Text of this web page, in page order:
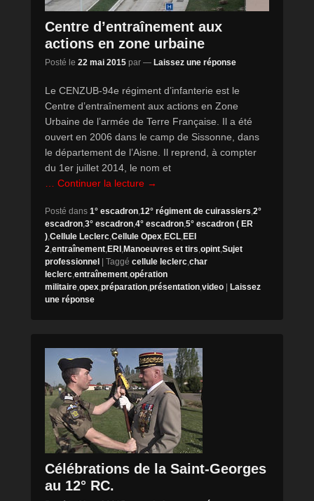
Centre d’entraînement aux
actions en zone urbaine
Posté le 22 mai 2015 par — Laissez une réponse
Le CENZUB-94e régiment d’infanterie est le
Centre d’entraînement aux actions en Zone
Urbaine de l’armée de Terre Française. Il a été
ouvert en 2006 dans le camp de Sissonne, dans
le département de l’Aisne. Il reprend, à compter
du 1er juillet 2014, le nom et
… Continuer la lecture →
Posté dans 1° escadron,12° régiment de cuirassiers,2°
escadron,3° escadron,4° escadron,5° escadron ( ER
),Cellule Leclerc,Cellule Opex,ECL,EEI
2,entraînement,ERI ,Manoeuvres et tirs,opint,Sujet
professionnel
Taggé cellule leclerc,char
leclerc,entraînement,opération
militaire,opex,préparation,présentation,video
Laissez
une réponse
Célébrations de la Saint-Georges
au 12° RC.